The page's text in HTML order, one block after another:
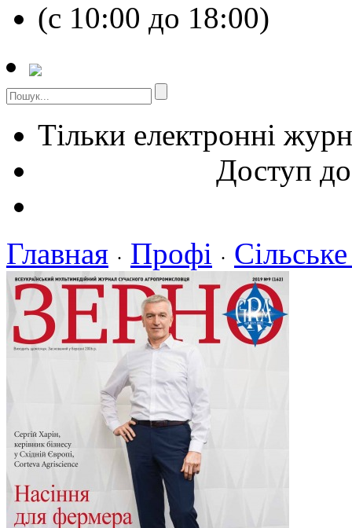
(с 10:00 до 18:00)
Тільки електронні
Доступ
Главная · Профі ·